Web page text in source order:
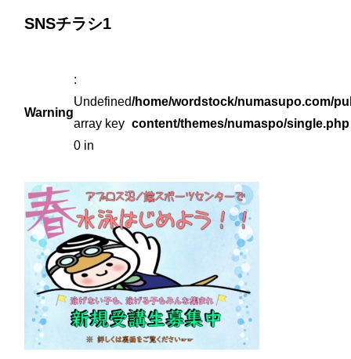
SNSチラシ1
Warning
:
Undefined
array key
0 in
/home/wordstock/numasupo.com/
content/themes/numaspo/single.php